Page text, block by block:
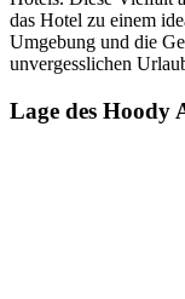
das Hotel zu einem
Umgebung und die
unvergesslichen
Lage des Hoody